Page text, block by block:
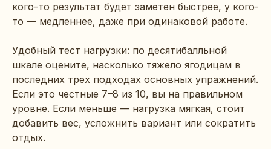
кого-то результат будет заметен быстрее, у кого-
то — медленнее, даже при одинаковой работе.
Удобный тест нагрузки: по десятибалльной
шкале оцените, насколько тяжело ягодицам в
последних трех подходах основных упражнений.
Если это честные 7–8 из 10, вы на правильном
уровне. Если меньше — нагрузка мягкая, стоит
добавить вес, усложнить вариант или сократить
отдых.